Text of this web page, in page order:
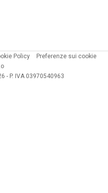
Policy
Preferenze sui cookie
- P. IVA 03970540963